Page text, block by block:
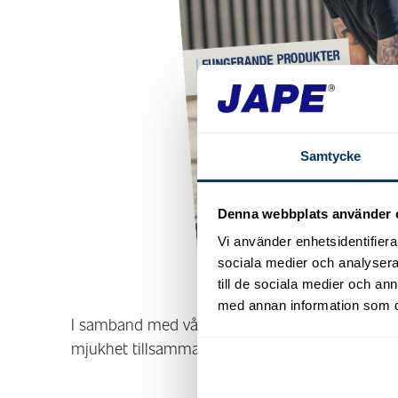
Samtycke
Denna webbplats använder
Vi använder
sociala medier och
till de sociala medier och
med annan information som
I samband med vårt 40-årsjubileum släpper vi
mjukhet tillsammans med våra produkter.